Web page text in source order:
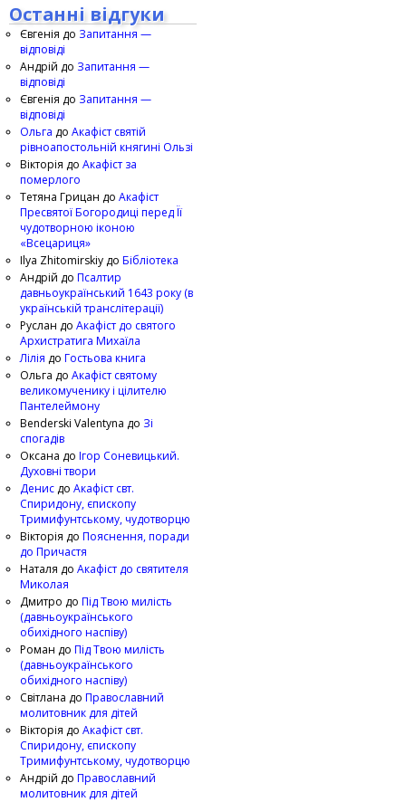
Останні відгуки
Євгенія до Запитання —
відповіді
Андрій до Запитання —
відповіді
Євгенія до Запитання —
відповіді
Ольга до Акафіст святій
рівноапостольній княгині Ользі
Вікторія до Акафіст за
померлого
Тетяна Грицан до Акафіст
Пресвятої Богородиці перед Її
чудотворною іконою
«Всецариця»
Ilya Zhitomirskiy до Бібліотека
Андрій до Псалтир
давньоукраїнський 1643 року (в
українській транслітерації)
Руслан до Акафіст до святого
Архистратига Михаїла
Лілія до Гостьова книга
Ольга до Акафіст святому
великомученику і цілителю
Пантелеймону
Benderski Valentyna до Зі
спогадів
Оксана до Ігор Соневицький.
Духовні твори
Денис до Акафіст свт.
Спиридону, єпископу
Тримифунтському, чудотворцю
Вікторія до Пояснення, поради
до Причастя
Наталя до Акафіст до святителя
Миколая
Дмитро до Під Твою милість
(давньоукраїнського
обихідного наспіву)
Роман до Під Твою милість
(давньоукраїнського
обихідного наспіву)
Світлана до Православний
молитовник для дітей
Вікторія до Акафіст свт.
Спиридону, єпископу
Тримифунтському, чудотворцю
Андрій до Православний
молитовник для дітей